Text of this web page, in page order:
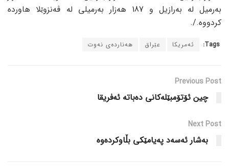
بەرمیل لە بەرازیل و 187 هەزار بەرمیلی لە ڤەنزوێلا هاوردە
کردووە./.
Tags: ئەمریکا عێراق هەناردەی نەوت
Previous Post
چین ئۆتۆمبێلەکانی دەباتە ئەفریقا
Next Post
بەشار ئەسەد پەیامێکی بڵاوکردەوە